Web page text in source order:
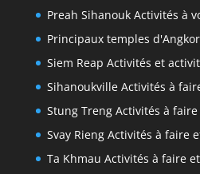
Preah Sihanouk Activités à
Principaux temples d'Angkor
Siem Reap Activités et
Sihanoukville Activités à
Stung Treng Activités à
Svay Rieng Activités à faire
Ta Khmau Activités à faire